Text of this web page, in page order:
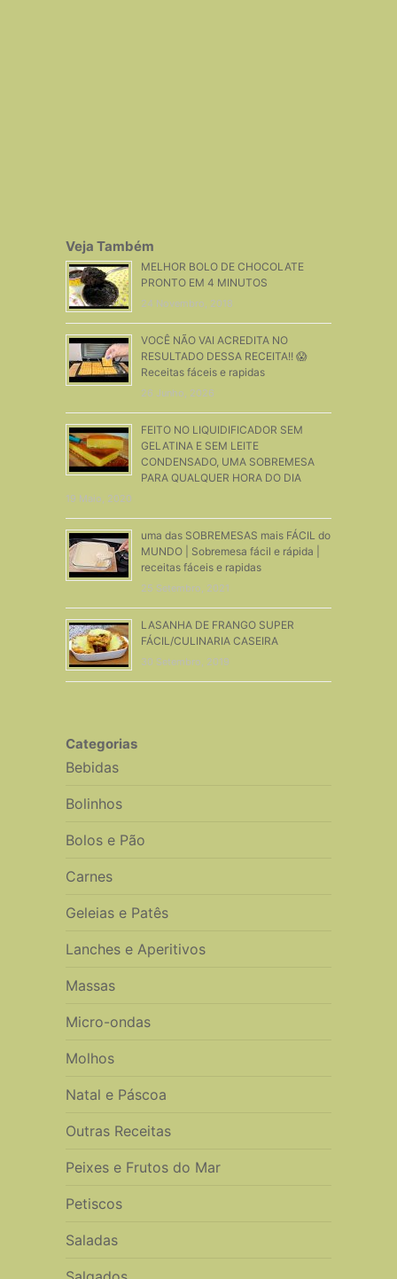
Veja Também
MELHOR BOLO DE CHOCOLATE
PRONTO EM 4 MINUTOS
24 Novembro, 2018
VOCÊ NÃO VAI ACREDITA NO
RESULTADO DESSA RECEITA!! 😱
Receitas fáceis e rapidas
26 Junho, 2026
FEITO NO LIQUIDIFICADOR SEM
GELATINA E SEM LEITE
CONDENSADO, UMA SOBREMESA
PARA QUALQUER HORA DO DIA
19 Maio, 2020
uma das SOBREMESAS mais FÁCIL do
MUNDO | Sobremesa fácil e rápida |
receitas fáceis e rapidas
25 Setembro, 2021
LASANHA DE FRANGO SUPER
FÁCIL/CULINARIA CASEIRA
30 Setembro, 2019
Categorias
Bebidas
Bolinhos
Bolos e Pão
Carnes
Geleias e Patês
Lanches e Aperitivos
Massas
Micro-ondas
Molhos
Natal e Páscoa
Outras Receitas
Peixes e Frutos do Mar
Petiscos
Saladas